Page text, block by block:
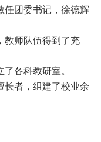
任团委书记，徐德辉
教师队伍得到了充
各科教研室。
长者，组建了校业余